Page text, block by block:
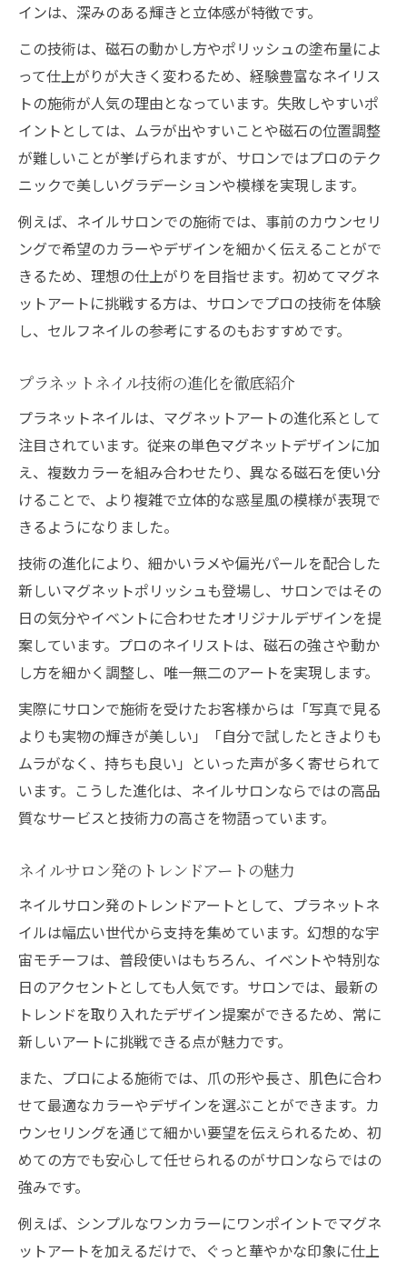
インは、深みのある輝きと立体感が特徴です。
この技術は、磁石の動かし方やポリッシュの塗布量によ
って仕上がりが大きく変わるため、経験豊富なネイリス
トの施術が人気の理由となっています。失敗しやすいポ
イントとしては、ムラが出やすいことや磁石の位置調整
が難しいことが挙げられますが、サロンではプロのテク
ニックで美しいグラデーションや模様を実現します。
例えば、ネイルサロンでの施術では、事前のカウンセリ
ングで希望のカラーやデザインを細かく伝えることがで
きるため、理想の仕上がりを目指せます。初めてマグネ
ットアートに挑戦する方は、サロンでプロの技術を体験
し、セルフネイルの参考にするのもおすすめです。
プラネットネイル技術の進化を徹底紹介
プラネットネイルは、マグネットアートの進化系として
注目されています。従来の単色マグネットデザインに加
え、複数カラーを組み合わせたり、異なる磁石を使い分
けることで、より複雑で立体的な惑星風の模様が表現で
きるようになりました。
技術の進化により、細かいラメや偏光パールを配合した
新しいマグネットポリッシュも登場し、サロンではその
日の気分やイベントに合わせたオリジナルデザインを提
案しています。プロのネイリストは、磁石の強さや動か
し方を細かく調整し、唯一無二のアートを実現します。
実際にサロンで施術を受けたお客様からは「写真で見る
よりも実物の輝きが美しい」「自分で試したときよりも
ムラがなく、持ちも良い」といった声が多く寄せられて
います。こうした進化は、ネイルサロンならではの高品
質なサービスと技術力の高さを物語っています。
ネイルサロン発のトレンドアートの魅力
ネイルサロン発のトレンドアートとして、プラネットネ
イルは幅広い世代から支持を集めています。幻想的な宇
宙モチーフは、普段使いはもちろん、イベントや特別な
日のアクセントとしても人気です。サロンでは、最新の
トレンドを取り入れたデザイン提案ができるため、常に
新しいアートに挑戦できる点が魅力です。
また、プロによる施術では、爪の形や長さ、肌色に合わ
せて最適なカラーやデザインを選ぶことができます。カ
ウンセリングを通じて細かい要望を伝えられるため、初
めての方でも安心して任せられるのがサロンならではの
強みです。
例えば、シンプルなワンカラーにワンポイントでマグネ
ットアートを加えるだけで、ぐっと華やかな印象に仕上